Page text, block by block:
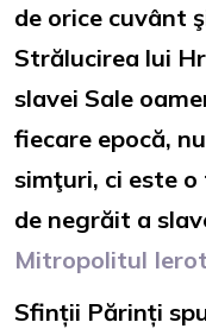
de orice cuvânt
Strălucirea lui
slavei Sale
fiecare epocă,
simţuri, ci este
de negrăit a
Mitropolitul
Sfinții Părinți